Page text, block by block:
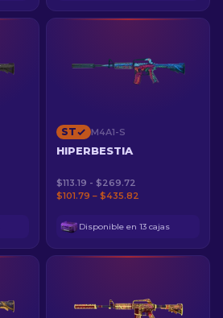
ST M4A1-S
HIPERBESTIA
$113.19 - $269.72
$101.79 – $435.82
Disponible en 13 cajas